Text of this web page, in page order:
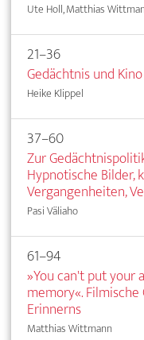
Ute Holl, Matthias
21–36
Gedächtnis und
Heike Klippel
37–60
Zur
Hypnotische Bilder,
Vergangenheiten,
Pasi Väliaho
61–94
»You can't put your
memory«.
Erinnerns
Matthias Wittmann